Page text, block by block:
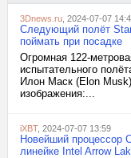
3Dnews.ru , 2024-07-07
Следующий полёт
поймать при посадке
Огромная 122-
испытательного
Илон Маск (Elon
изображения:...
iXBT, 2024-07-07 13:59
Новейший процессор
линейке Intel Arrow